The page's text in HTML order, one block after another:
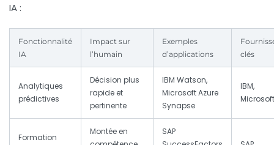
IA :
Fonctionnalité
IA
Impact sur
l’humain
Exemples
d’applications
clés
Analytiques
prédictives
Décision plus
rapide et
pertinente
IBM Watson,
Microsoft Azure
Synapse
IBM,
Microsoft
Formation
Montée en
SAP